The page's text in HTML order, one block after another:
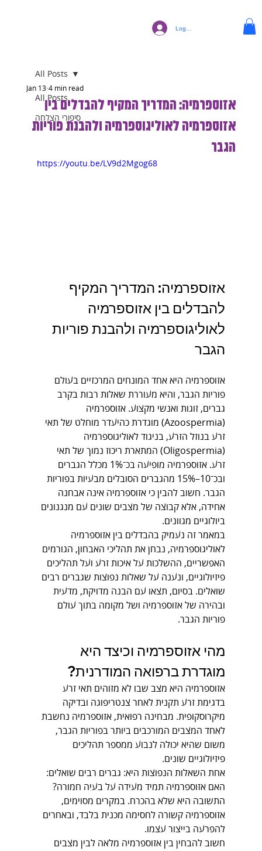
Log In
All Posts
סיפורי הצלחה
All Posts
אזוספרמיה: המדריך המקיף להבדלים בין
אזוספרמיה לאוליגוספרמיה ולהבנת פוריות
הגבר
Jan 13 4 min read
https://youtu.be/LV9d2Mgog68
אזוספרמיה: המדריך המקיף
להבדלים בין אזוספרמיה
לאוליגוספרמיה ולהבנת פוריות
הגבר
אזוספרמיה היא אחד המונחים המרכזיים בעולם
פוריות הגבר, והיא מעוררת שאלות רבות בקרב
גברים, זוגות ואנשי מקצוע. אזוספרמיה
(Azoospermia) מוגדרת כהיעדר מוחלט של תאי
זרע בנוזל הזרע, בניגוד לאוליגוספרמיה
(Oligospermia) המתארת ריכוז נמוך של תאי
זרע. אזוספרמיה מופיעה בכ־1% מכלל הגברים
ובכ־10–15% מהגברים הסובלים מבעיות בפוריות
הגבר. חשוב להבין כי אזוספרמיה אינה אבחנה
אחידה, אלא קבוצה של מצבים שונים עם מנגנונים
ביולוגיים מגוונים.
במאמר זה נעמיק בהבדלים בין אזוספרמיה
לאוליגוספרמיה, נבחן את תהליכי האבחון, הגורמים
האפשריים, ההשלכות על איכות זרע ועל תהליכים
פיזיולוגיים, ונענה על שאלות נפוצות שגברים רבים
שואלים. בסיום, תצאו עם הבנה מדויקת, מדעית
ובהירה של אזוספרמיה ושל מקומה בתוך עולם
פוריות הגבר.
מהי אזוספרמיה וכיצד היא
מוגדרת ברפואה המודרנית?
אזוספרמיה היא מצב שבו לא מזוהים תאי זרע
בדגימת זרע תקנית לאחר צנטריפוגה ובדיקה
מיקרוסקופית. מבחינה רפואית, אזוספרמיה נחשבת
לאחד המצבים המורכבים ביותר בפוריות הגבר,
משום שהיא יכולה לנבוע ממספר תהליכים
פיזיולוגיים שונים.
אחת השאלות הנפוצות היא: גברים רבים שואלים:
האם אזוספרמיה תמיד מעידה על בעיה חמורה?
התשובה היא שלא בהכרח. במקרים מסוימים,
אזוספרמיה קשורה לחסימה מכנית בלבד, ובאחרים
להפרעה בייצור עצמו.
חשוב להבחין בין אזוספרמיה מלאה לבין מצבים